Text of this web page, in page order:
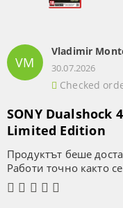
VM
Vladimir
30.07.2026
Checked
SONY Dualshock
Limited Edition
Продуктът беше
Работи точно както